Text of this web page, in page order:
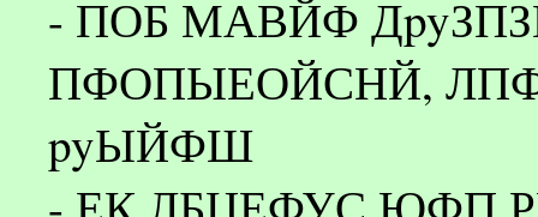
- ПОБ МАВЙФ
ПФОПЫЕОЙСНЙ,
pyЫЙФШ